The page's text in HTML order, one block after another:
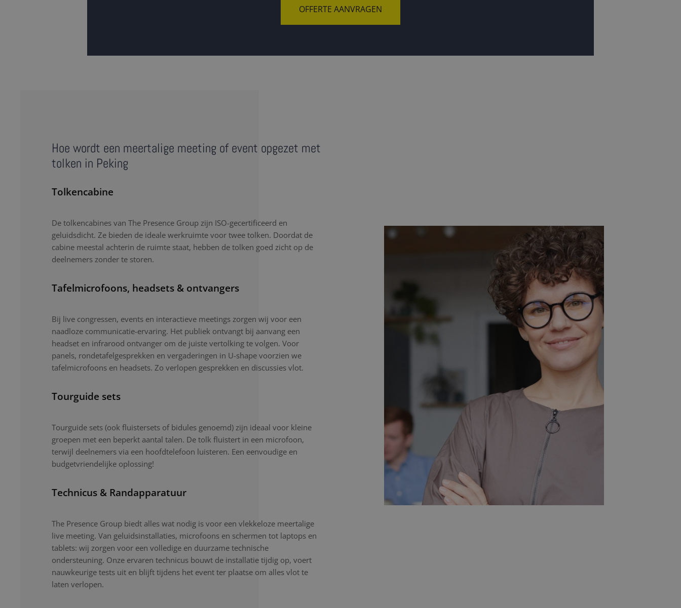
OFFERTE AANVRAGEN
Hoe wordt een meertalige meeting of event opgezet met
tolken in Peking
Tolkencabine
De tolkencabines van The Presence Group zijn ISO-gecertificeerd en
geluidsdicht. Ze bieden de ideale werkruimte voor twee tolken. Doordat de
cabine meestal achterin de ruimte staat, hebben de tolken goed zicht op de
deelnemers zonder te storen.
Tafelmicrofoons, headsets & ontvangers
Bij live congressen, events en interactieve meetings zorgen wij voor een
naadloze communicatie-ervaring. Het publiek ontvangt bij aanvang een
headset en infrarood ontvanger om de juiste vertolking te volgen. Voor
panels, rondetafelgesprekken en vergaderingen in U-shape voorzien we
tafelmicrofoons en headsets. Zo verlopen gesprekken en discussies vlot.
Tourguide sets
Tourguide sets (ook fluistersets of bidules genoemd) zijn ideaal voor kleine
groepen met een beperkt aantal talen. De tolk fluistert in een microfoon,
terwijl deelnemers via een hoofdtelefoon luisteren. Een eenvoudige en
budgetvriendelijke oplossing!
Technicus & Randapparatuur
The Presence Group biedt alles wat nodig is voor een vlekkeloze meertalige
live meeting. Van geluidsinstallaties, microfoons en schermen tot laptops en
tablets: wij zorgen voor een volledige en duurzame technische
ondersteuning. Onze ervaren technicus bouwt de installatie tijdig op, voert
nauwkeurige tests uit en blijft tijdens het event ter plaatse om alles vlot te
laten verlopen.